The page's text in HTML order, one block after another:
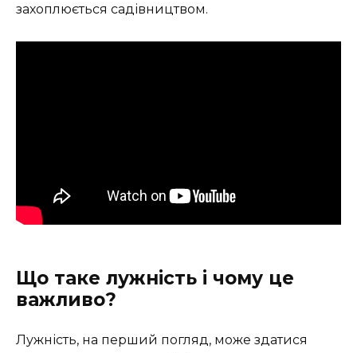
захоплюється садівництвом.
Що таке лужність і чому це
важливо?
Лужність, на перший погляд, може здатися